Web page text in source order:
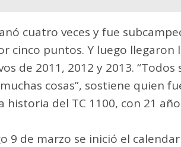
cuatro veces y fue
cinco puntos. Y luego
de 2011, 2012 y 2013.
cosas”, sostiene quien
historia del TC 1100, con 21
9 de marzo se inició el